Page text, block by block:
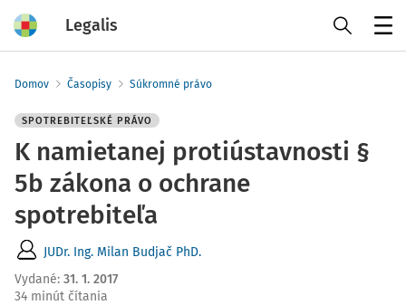
Legalis
Domov Časopisy Súkromné právo
SPOTREBITEĽSKÉ PRÁVO
K namietanej protiústavnosti §
5b zákona o ochrane
spotrebiteľa
JUDr. Ing. Milan Budjač PhD.
Vydané: 31. 1. 2017
34 minút čítania